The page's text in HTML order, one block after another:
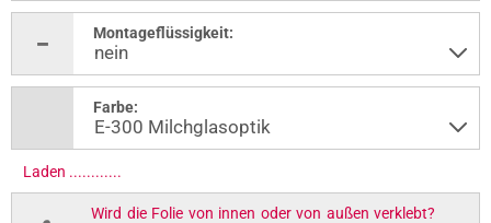
Montageflüssigkeit:
Farbe:
Laden .............
Wird die Folie von innen oder von außen verklebt?